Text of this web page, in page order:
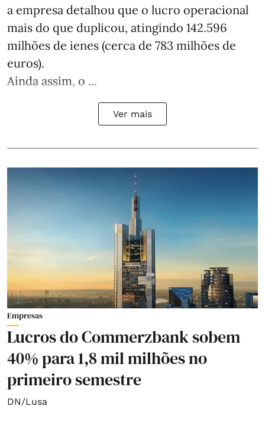
a empresa detalhou que o lucro operacional
mais do que duplicou, atingindo 142.596
milhões de ienes (cerca de 783 milhões de
euros).
Ainda assim, o ...
Ver mais
Empresas
Lucros do Commerzbank sobem
40% para 1,8 mil milhões no
primeiro semestre
DN/Lusa